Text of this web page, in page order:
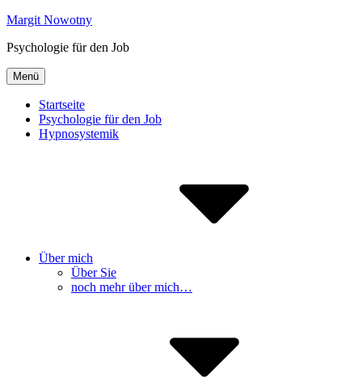
Inhalte
Margit Nowotny
Psychologie für den Job
Menü
Startseite
Psychologie für den Job
Hypnosystemik
Über mich
Über Sie
noch mehr über mich…